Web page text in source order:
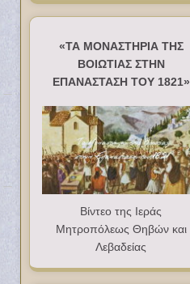
«ΤΑ ΜΟΝΑΣΤΗΡΙΑ ΤΗΣ
ΒΟΙΩΤΙΑΣ ΣΤΗΝ
ΕΠΑΝΑΣΤΑΣΗ ΤΟΥ 1821»
Βίντεο της Ιεράς
Μητροπόλεως Θηβών και
Λεβαδείας